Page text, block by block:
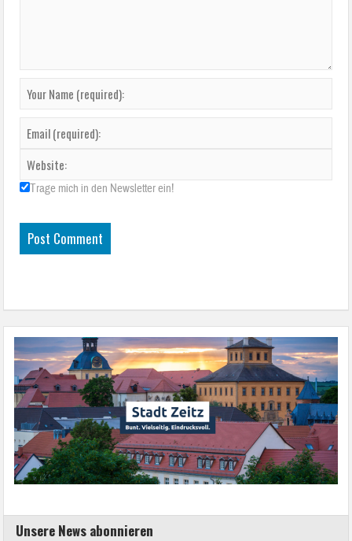
Trage mich in den Newsletter ein!
Unsere News abonnieren